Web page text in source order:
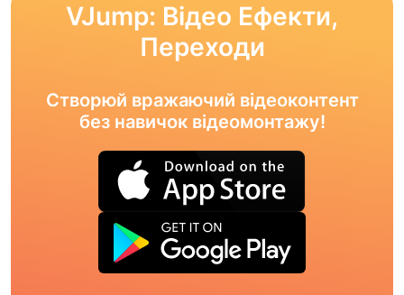
VJump: Відео Ефекти,
Переходи
Створюй вражаючий відеоконтент
без навичок відеомонтажу!